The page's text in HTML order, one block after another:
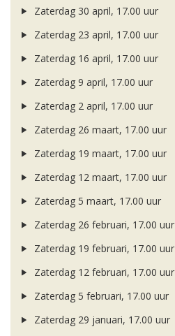
Zaterdag 30 april, 17.00 uur
Zaterdag 23 april, 17.00 uur
Zaterdag 16 april, 17.00 uur
Zaterdag 9 april, 17.00 uur
Zaterdag 2 april, 17.00 uur
Zaterdag 26 maart, 17.00 uur
Zaterdag 19 maart, 17.00 uur
Zaterdag 12 maart, 17.00 uur
Zaterdag 5 maart, 17.00 uur
Zaterdag 26 februari, 17.00 uur
Zaterdag 19 februari, 17.00 uur
Zaterdag 12 februari, 17.00 uur
Zaterdag 5 februari, 17.00 uur
Zaterdag 29 januari, 17.00 uur